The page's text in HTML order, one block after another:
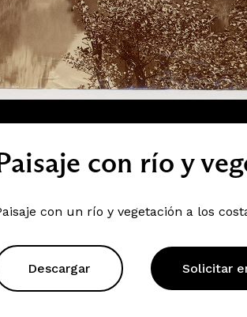
con río y
con un río y vegetación a los
Descargar Solicitar